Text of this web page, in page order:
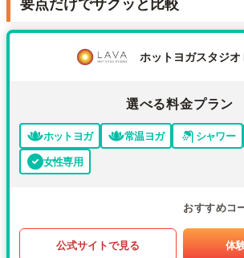
要点だけでサクッと比較
ホットヨガスタジオ
選べる料金プラン
ホットヨガ 常温ヨガ シャワー
女性専用
おすすめコ
公式サイトで見る 体